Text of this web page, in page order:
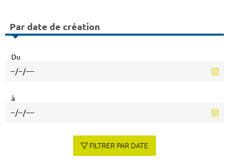
Par date de création
Du
à
FILTRER PAR DATE